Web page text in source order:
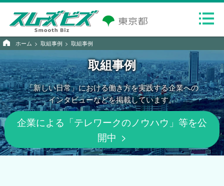
ホーム 取組事例 取組事例
取組事例
「新しい日常」における働き方を実践する企業への
インタビューなどを掲載しています。
企業による「テレワークのノウハウ」等を公
開中